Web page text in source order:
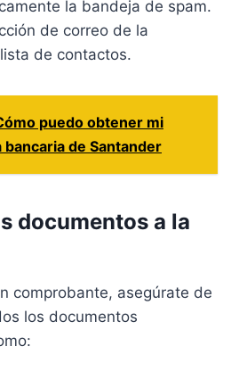
la bandeja de spam.
de correo de la
de contactos.
puedo obtener mi
de Santander
documentos a la
comprobante, asegúrate de
los documentos